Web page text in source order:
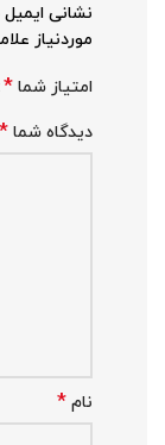
نشانی
موردنیاز
امتیاز شما *
دیدگاه شما *
نام *